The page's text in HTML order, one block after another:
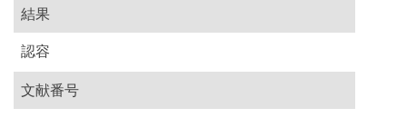
結果
認容
文献番号